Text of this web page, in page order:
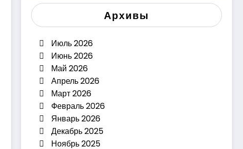
Архивы
Июль 2026
Июнь 2026
Май 2026
Апрель 2026
Март 2026
Февраль 2026
Январь 2026
Декабрь 2025
Ноябрь 2025